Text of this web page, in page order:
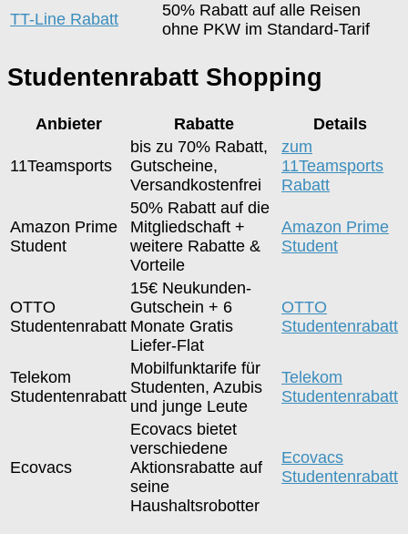
TT-Line Rabatt
50% Rabatt auf alle Reisen
ohne PKW im Standard-Tarif
Studentenrabatt Shopping
Anbieter Rabatte Details
11Teamsports
bis zu 70% Rabatt,
Gutscheine,
Versandkostenfrei
zum
11Teamsports
Rabatt
Amazon Prime
Student
50% Rabatt auf die
Mitgliedschaft +
weitere Rabatte &
Vorteile
Amazon Prime
Student
OTTO
Studentenrabatt
15€ Neukunden-
Gutschein + 6
Monate Gratis
Liefer-Flat
OTTO
Studentenrabatt
Telekom
Studentenrabatt
Mobilfunktarife für
Studenten, Azubis
und junge Leute
Telekom
Studentenrabatt
Ecovacs
Ecovacs bietet
verschiedene
Aktionsrabatte auf
seine
Haushaltsrobotter
Ecovacs
Studentenrabatt